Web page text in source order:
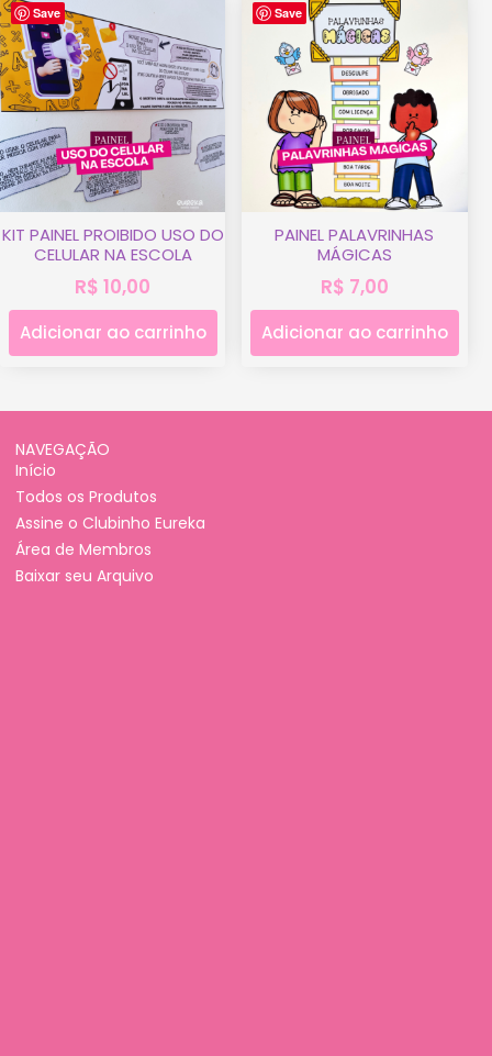
Save
KIT PAINEL PROIBIDO USO DO
CELULAR NA ESCOLA
R$ 10,00
Adicionar ao carrinho
Save
PAINEL PALAVRINHAS
MÁGICAS
R$ 7,00
Adicionar ao carrinho
NAVEGAÇÃO
Início
Todos os Produtos
Assine o Clubinho Eureka
Área de Membros
Baixar seu Arquivo